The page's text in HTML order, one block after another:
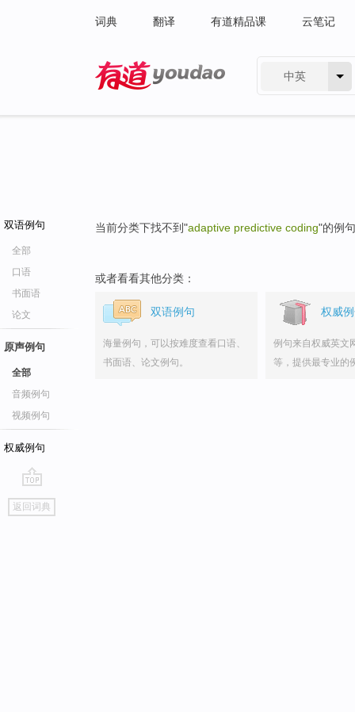
词典 翻译 有道精品课 云笔记
中英
双语例句
全部
口语
书面语
论文
原声例句
全部
音频例句
视频例句
权威例句
go
top
返回词典
当前分类下找不到"adaptive predictive coding"的例
或者看看其他分类：
双语例句
海量例句，可以按难度查看口语、
书面语、论文例句。
权威
例句来自权威英文
等，提供最专业的